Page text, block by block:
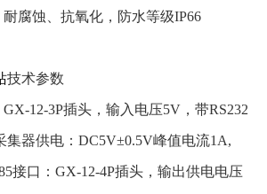
腐蚀、抗氧化，防水等级IP66
技术参数
12-3P插头，输入电压5V，带RS232
集器供电：DC5V±0.5V峰值电流1A,
接口：GX-12-4P插头，输出供电电压